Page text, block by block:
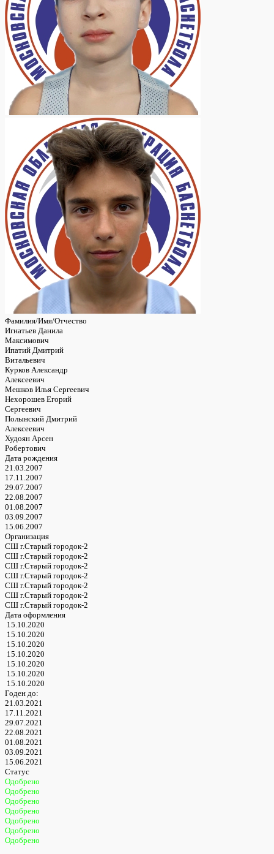
Фамилия/Имя/Отчество
Игнатьев Данила
Максимович
Ипатий Дмитрий
Витальевич
Курков Александр
Алексеевич
Мешков Илья Сергеевич
Нехорошев Егорий
Сергеевич
Полынский Дмитрий
Алексеевич
Худоян Арсен
Робертович
Дата рождения
21.03.2007
17.11.2007
29.07.2007
22.08.2007
01.08.2007
03.09.2007
15.06.2007
Организация
СШ г.Старый городок-2
СШ г.Старый городок-2
СШ г.Старый городок-2
СШ г.Старый городок-2
СШ г.Старый городок-2
СШ г.Старый городок-2
СШ г.Старый городок-2
Дата оформления
15.10.2020
15.10.2020
15.10.2020
15.10.2020
15.10.2020
15.10.2020
15.10.2020
Годен до:
21.03.2021
17.11.2021
29.07.2021
22.08.2021
01.08.2021
03.09.2021
15.06.2021
Статус
Одобрено
Одобрено
Одобрено
Одобрено
Одобрено
Одобрено
Одобрено